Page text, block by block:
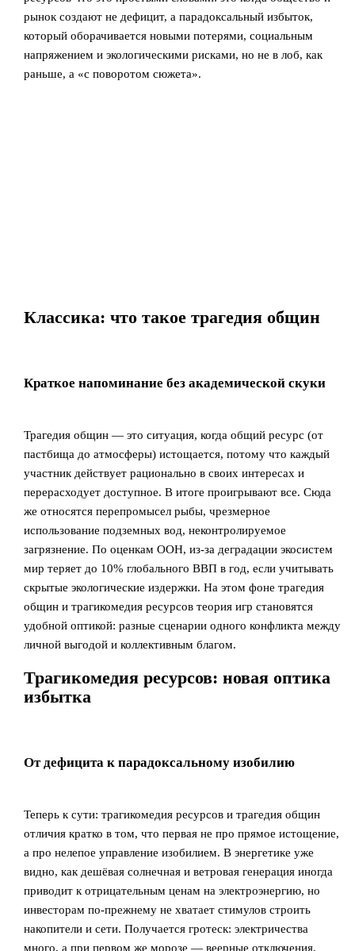
рынок создают не дефицит, а парадоксальный избыток,
который оборачивается новыми потерями, социальным
напряжением и экологическими рисками, но не в лоб, как
раньше, а «с поворотом сюжета».
Классика: что такое трагедия общин
Краткое напоминание без академической скуки
Трагедия общин — это ситуация, когда общий ресурс (от
пастбища до атмосферы) истощается, потому что каждый
участник действует рационально в своих интересах и
перерасходует доступное. В итоге проигрывают все. Сюда
же относятся перепромысел рыбы, чрезмерное
использование подземных вод, неконтролируемое
загрязнение. По оценкам ООН, из-за деградации экосистем
мир теряет до 10% глобального ВВП в год, если учитывать
скрытые экологические издержки. На этом фоне трагедия
общин и трагикомедия ресурсов теория игр становятся
удобной оптикой: разные сценарии одного конфликта между
личной выгодой и коллективным благом.
Трагикомедия ресурсов: новая оптика
избытка
От дефицита к парадоксальному изобилию
Теперь к сути: трагикомедия ресурсов и трагедия общин
отличия кратко в том, что первая не про прямое истощение,
а про нелепое управление изобилием. В энергетике уже
видно, как дешёвая солнечная и ветровая генерация иногда
приводит к отрицательным ценам на электроэнергию, но
инвесторам по‑прежнему не хватает стимулов строить
накопители и сети. Получается гротеск: электричества
много, а при первом же морозе — веерные отключения.